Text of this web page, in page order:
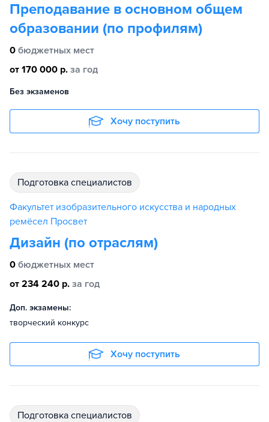
Преподавание в основном общем
образовании (по профилям)
0 бюджетных мест
от 170 000 р. за год
Без экзаменов
Хочу поступить
подготовка специалистов
Факультет изобразительного искусства и народных
ремёсел Просвет
Дизайн (по отраслям)
0 бюджетных мест
от 234 240 р. за год
Доп. экзамены:
творческий конкурс
Хочу поступить
подготовка специалистов